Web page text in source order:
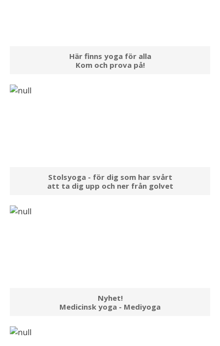
Här finns yoga för alla
Kom och prova på!
Stolsyoga - för dig som har svårt
att ta dig upp och ner från golvet
Nyhet!
Medicinsk yoga - Mediyoga